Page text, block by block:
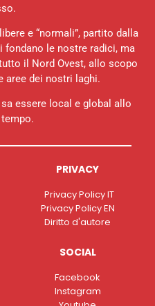
e “normali”, partito dalla
le nostre radici, ma
il Nord Ovest, allo scopo
aree dei nostri laghi.
essere local e global allo
PRIVACY
Privacy Policy IT
Privacy Policy EN
Diritto d'autore
SOCIAL
Facebook
Instagram